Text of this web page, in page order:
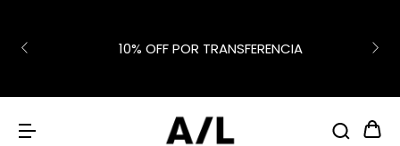
10% OFF POR TRANSFERENCIA